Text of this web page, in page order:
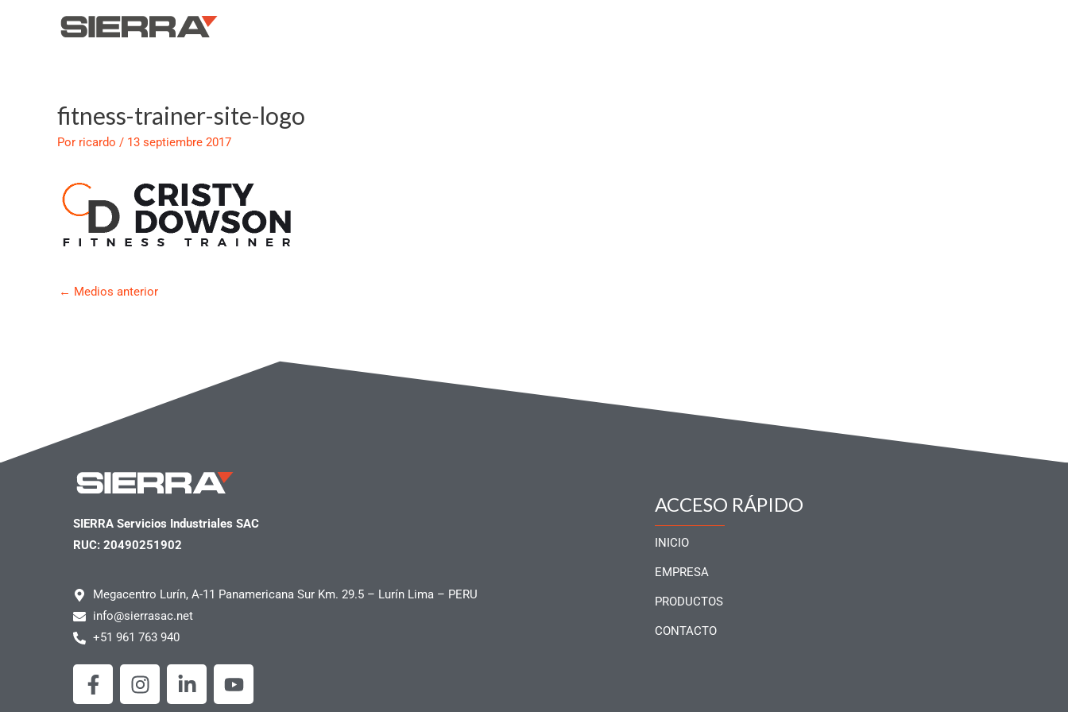
fitness-trainer-site-logo
Por ricardo / 13 septiembre 2017
Navegación
← Medios anterior
SIERRA Servicios Industriales SAC
RUC: 20490251902
Megacentro Lurín, A-11 Panamericana Sur Km. 29.5 – Lurín Lima – PERU
info@sierrasac.net
+51 961 763 940
F
a
I
n
i
Y
o
ACCESO RÁPIDO
INICIO
EMPRESA
PRODUCTOS
CONTACTO